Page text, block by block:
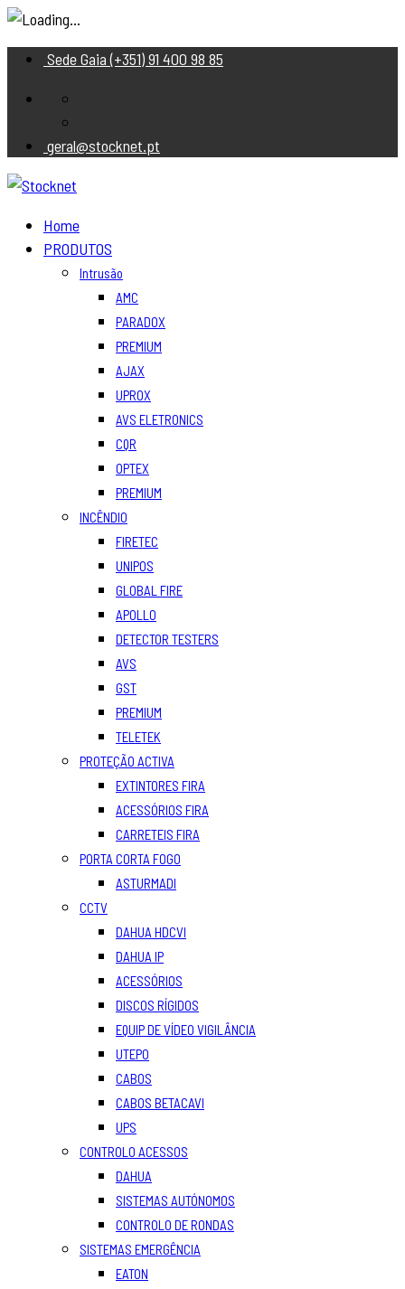
Sede Gaia (+351) 91 400 98 85
geral@stocknet.pt
Home
PRODUTOS
Intrusão
AMC
PARADOX
PREMIUM
AJAX
UPROX
AVS ELETRONICS
CQR
OPTEX
PREMIUM
INCÊNDIO
FIRETEC
UNIPOS
GLOBAL FIRE
APOLLO
DETECTOR TESTERS
AVS
GST
PREMIUM
TELETEK
PROTEÇÃO ACTIVA
EXTINTORES FIRA
ACESSÓRIOS FIRA
CARRETEIS FIRA
PORTA CORTA FOGO
ASTURMADI
CCTV
DAHUA HDCVI
DAHUA IP
ACESSÓRIOS
DISCOS RÍGIDOS
EQUIP DE VÍDEO VIGILÂNCIA
UTEPO
CABOS
CABOS BETACAVI
UPS
CONTROLO ACESSOS
DAHUA
SISTEMAS AUTÓNOMOS
CONTROLO DE RONDAS
SISTEMAS EMERGÊNCIA
EATON